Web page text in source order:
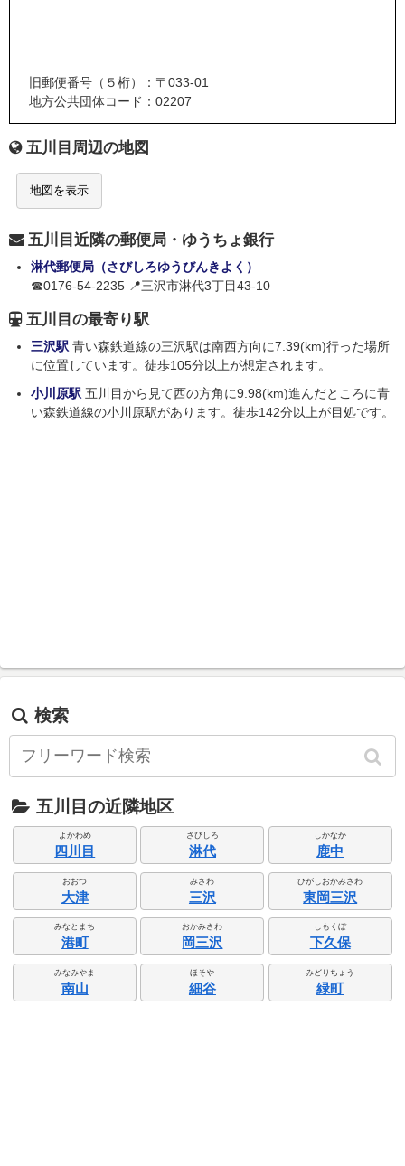
旧郵便番号（５桁）：〒033-01
地方公共団体コード：02207
五川目周辺の地図
地図を表示
五川目近隣の郵便局・ゆうちょ銀行
淋代郵便局（さびしろゆうびんきよく）
☎0176-54-2235 📍三沢市淋代3丁目43-10
五川目の最寄り駅
三沢駅 青い森鉄道線の三沢駅は南西方向に7.39(km)行った場所
に位置しています。徒歩105分以上が想定されます。
小川原駅 五川目から見て西の方角に9.98(km)進んだところに青
い森鉄道線の小川原駅があります。徒歩142分以上が目処です。
検索
五川目の近隣地区
よかわめ
四川目
さびしろ
淋代
しかなか
鹿中
おおつ
大津
みさわ
三沢
ひがしおかみさわ
東岡三沢
みなとまち
港町
おかみさわ
岡三沢
しもくぼ
下久保
みなみやま
南山
ほそや
細谷
みどりちょう
緑町